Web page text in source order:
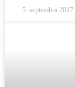
5. septembra 2017